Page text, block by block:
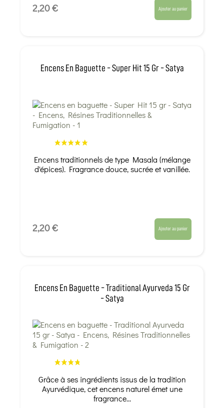
2,20 € Ajouter au panier
Encens En Baguette - Super Hit 15 Gr - Satya
Encens traditionnels de type Masala (mélange
d'épices). Fragrance douce, sucrée et vanillée.
2,20 € Ajouter au panier
Encens En Baguette - Traditional Ayurveda 15 Gr
- Satya
Grâce à ses ingrédients issus de la tradition
Ayurvédique, cet encens naturel émet une
fragrance...